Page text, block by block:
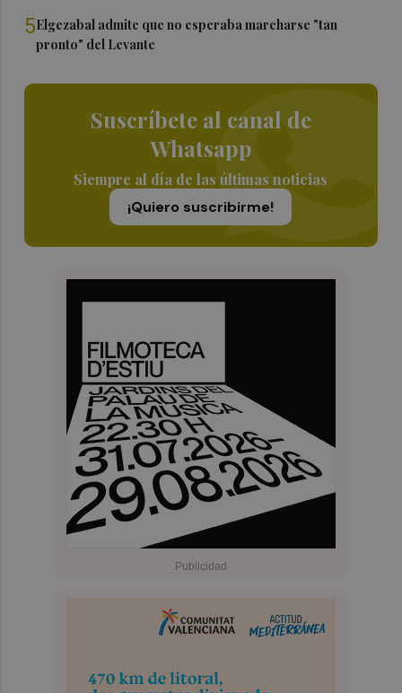
5Elgezabal admite que no esperaba marcharse "tan
pronto" del Levante
Suscríbete al canal de
Whatsapp
Siempre al día de las últimas noticias
¡Quiero suscribirme!